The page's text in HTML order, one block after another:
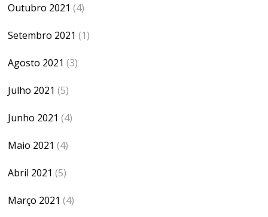
Outubro 2021 (4)
Setembro 2021 (1)
Agosto 2021 (3)
Julho 2021 (5)
Junho 2021 (4)
Maio 2021 (4)
Abril 2021 (5)
Março 2021 (4)